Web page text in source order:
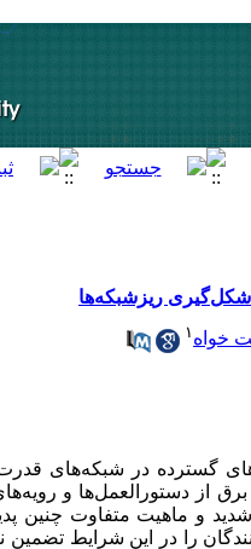
شکل‌گیری ریزشبکه‌ها
خواه ۱
گسترده در شبکه‌های
از دستورالعمل‌ها و
شدید و ماهیت متفاوت چنین
را در این شرایط تضمین